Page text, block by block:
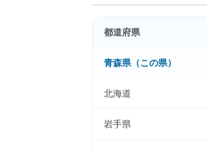
都道府県
青森県（この県）
北海道
岩手県